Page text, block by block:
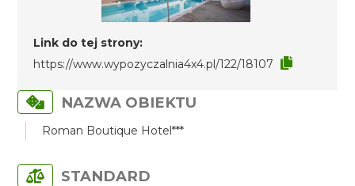
Link do tej strony:
https://www.wypozyczalnia4x4.pl/122/18107
NAZWA OBIEKTU
Roman Boutique Hotel***
STANDARD